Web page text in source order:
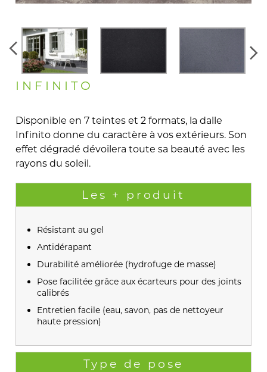
INFINITO
Disponible en 7 teintes et 2 formats, la dalle
Infinito donne du caractère à vos extérieurs. Son
effet dégradé dévoilera toute sa beauté avec les
rayons du soleil.
Les + produit
Résistant au gel
Antidérapant
Durabilité améliorée (hydrofuge de masse)
Pose facilitée grâce aux écarteurs pour des joints
calibrés
Entretien facile (eau, savon, pas de nettoyeur
haute pression)
Type de pose